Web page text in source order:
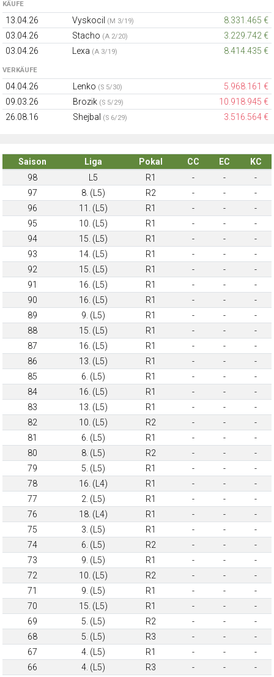
KÄUFE
13.04.26 Vyskocil (M 3/19)
8.331.465 €
03.04.26
Stacho (A 2/20)
3.229.742 €
03.04.26
Lexa (A 3/19) 8.414.435 €
VERKÄUFE
04.04.26 Lenko (S 5/30)
5.968.161 €
09.03.26
Brozik (S 5/29)
10.918.945 €
26.08.16
Shejbal (S 6/29) 3.516.564 €
Saison Liga Pokal CC EC
KC
98
L5 R1 - -
-
97
8. (L5) R2 - -
-
96
11. (L5) R1 - -
-
95
10. (L5) R1 - -
-
94
15. (L5) R1 - -
-
93
14. (L5) R1 - -
-
92
15. (L5) R1 - -
-
91
16. (L5) R1 - -
-
90
16. (L5) R1 - -
-
89
9. (L5) R1 - -
-
88
15. (L5) R1 - -
-
87
16. (L5) R1 - -
-
86
13. (L5) R1 - -
-
85
6. (L5) R1 - -
-
84
16. (L5) R1 - -
-
83
13. (L5) R1 - -
-
82
10. (L5) R2 - -
-
81
6. (L5) R1 - -
-
80
8. (L5) R2 - -
-
79
5. (L5) R1 - -
-
78
16. (L4) R1 - -
-
77
2. (L5) R1 - -
-
76
18. (L4) R1 - -
-
75
3. (L5) R1 - -
-
74
6. (L5) R2 - -
-
73
9. (L5) R1 - -
-
72
10. (L5) R2 - -
-
71
9. (L5) R1 - -
-
70
15. (L5) R1 - -
-
69
5. (L5) R2 - -
-
68
5. (L5) R3 - -
-
67
4. (L5) R1 - -
-
66
4. (L5) R3 - -
-